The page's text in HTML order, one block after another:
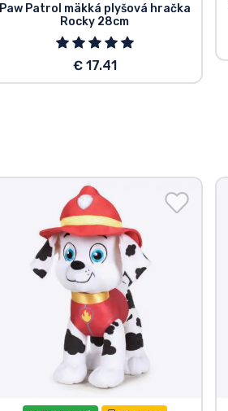
Paw Patrol mäkká plyšová hračka
Rocky 28cm
€ 17.41